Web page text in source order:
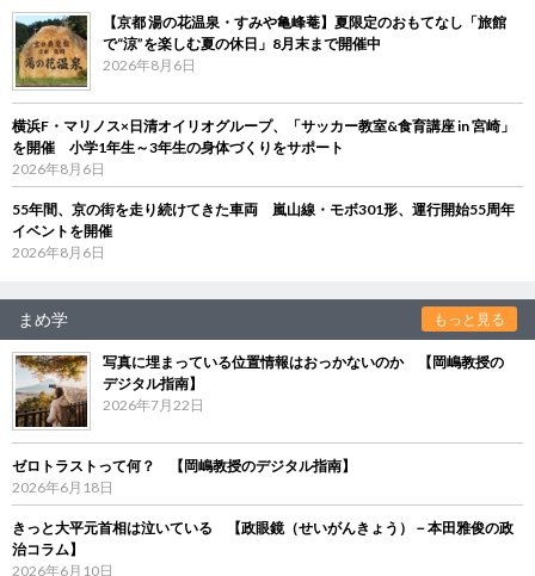
【京都 湯の花温泉・すみや亀峰菴】夏限定のおもてなし「旅館
で“涼”を楽しむ夏の休日」8月末まで開催中
2026年8月6日
横浜F・マリノス×日清オイリオグループ、「サッカー教室&食育講座 in 宮崎」
を開催 小学1年生～3年生の身体づくりをサポート
2026年8月6日
55年間、京の街を走り続けてきた車両 嵐山線・モボ301形、運行開始55周年
イベントを開催
2026年8月6日
まめ学 もっと見る
写真に埋まっている位置情報はおっかないのか 【岡嶋教授の
デジタル指南】
2026年7月22日
ゼロトラストって何？ 【岡嶋教授のデジタル指南】
2026年6月18日
きっと大平元首相は泣いている 【政眼鏡（せいがんきょう）－本田雅俊の政
治コラム】
2026年6月10日